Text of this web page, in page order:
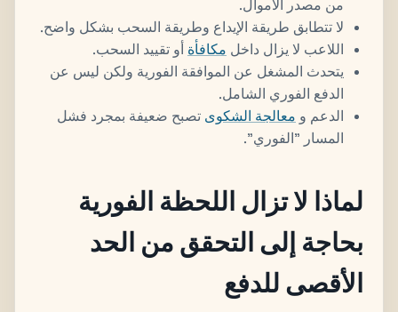
من مصدر الأموال.
لا تتطابق طريقة الإيداع وطريقة السحب بشكل واضح.
اللاعب لا يزال داخل مكافأة أو تقييد السحب.
يتحدث المشغل عن الموافقة الفورية ولكن ليس عن
الدفع الفوري الشامل.
الدعم و معالجة الشكوى تصبح ضعيفة بمجرد فشل
المسار "الفوري".
لماذا لا تزال اللحظة الفورية
بحاجة إلى التحقق من الحد
الأقصى للدفع